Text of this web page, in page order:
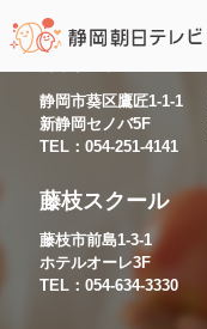
静岡市葵区鷹匠1-1-1
新静岡セノバ5F
TEL：054-251-4141
藤枝スクール
藤枝市前島1-3-1
ホテルオーレ3F
TEL：054-634-3330